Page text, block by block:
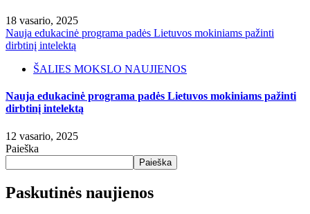
18 vasario, 2025
Nauja edukacinė programa padės Lietuvos mokiniams pažinti
dirbtinį intelektą
ŠALIES MOKSLO NAUJIENOS
Nauja edukacinė programa padės Lietuvos mokiniams pažinti
dirbtinį intelektą
12 vasario, 2025
Paieška
Paieška
Paskutinės naujienos